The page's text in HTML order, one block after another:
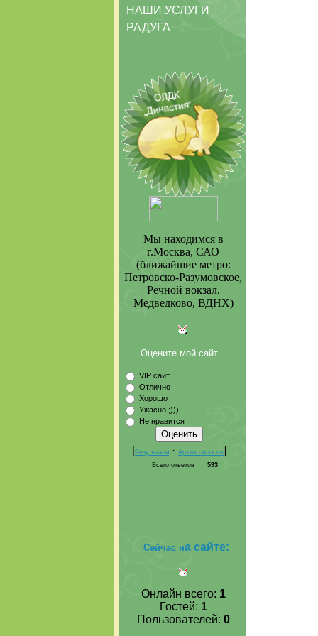
НАШИ УСЛУГИ
РАДУГА
Мы находимся в
г.Москва, САО
(ближайшие метро:
Петровско-Разумовское,
Речной вокзал,
Медведково, ВДНХ)
Оцените мой сайт
VIP сайт
Отлично
Хорошо
Ужасно ;)))
Не нравится
[Результаты · Архив опросов]
Всего ответов 593
Сейчас на сайте:
Онлайн всего: 1
Гостей: 1
Пользователей: 0